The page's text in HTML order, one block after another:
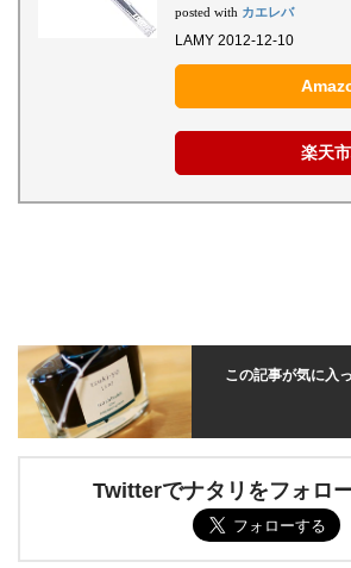
posted with カエレバ
LAMY 2012-12-10
楽天
この記事が気に入
Twitterでナタリをフォロ